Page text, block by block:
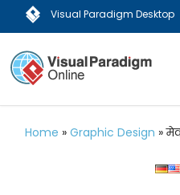
Visual Paradigm Desktop
Home »Graphic Design »